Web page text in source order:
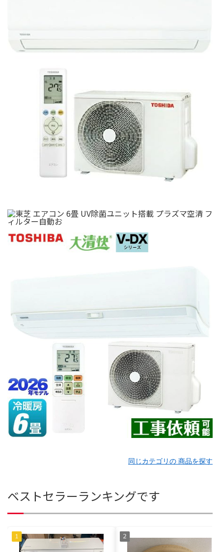
同じカテゴリの 商品を探す
ベストセラーランキングです